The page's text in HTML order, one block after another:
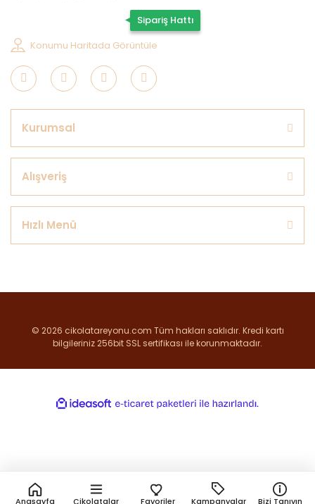
Anasayfa Çikolatalar Favoriler Kampanyalar Bizi Tanıyın
Sipariş Hattı
Konumu Haritada Görüntüle
Kurumsal
Alışveriş
Hızlı Menü
© 2026 cikolatareyonu.com Tüm hakları saklıdır. Kredi kartı
bilgileriniz 256bit SSL sertifikası ile korunmaktadır.
ideasoft
e-